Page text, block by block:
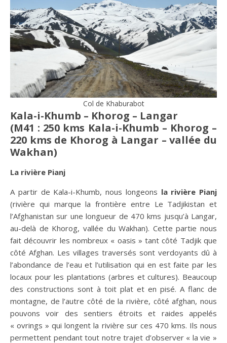
Col de Khaburabot
Kala-i-Khumb – Khorog – Langar
(M41 : 250 kms Kala-i-Khumb – Khorog –
220 kms de Khorog à Langar – vallée du
Wakhan)
La rivière Pianj
A partir de Kala-i-Khumb, nous longeons la rivière Pianj
(rivière qui marque la frontière entre Le Tadjikistan et
l’Afghanistan sur une longueur de 470 kms jusqu’à Langar,
au-delà de Khorog, vallée du Wakhan). Cette partie nous
fait découvrir les nombreux « oasis » tant côté Tadjik que
côté Afghan. Les villages traversés sont verdoyants dû à
l’abondance de l’eau et l’utilisation qui en est faite par les
locaux pour les plantations (arbres et cultures). Beaucoup
des constructions sont à toit plat et en pisé. A flanc de
montagne, de l’autre côté de la rivière, côté afghan, nous
pouvons voir des sentiers étroits et raides appelés
« ovrings » qui longent la rivière sur ces 470 kms. Ils nous
permettent pendant tout notre trajet d’observer « la vie »